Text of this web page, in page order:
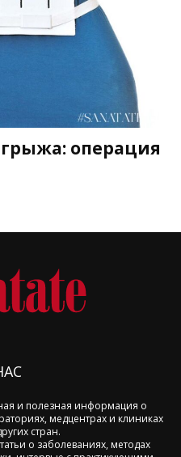
операция
и полезная информация о
медцентрах и клиниках
стран.
о заболеваниях, методах